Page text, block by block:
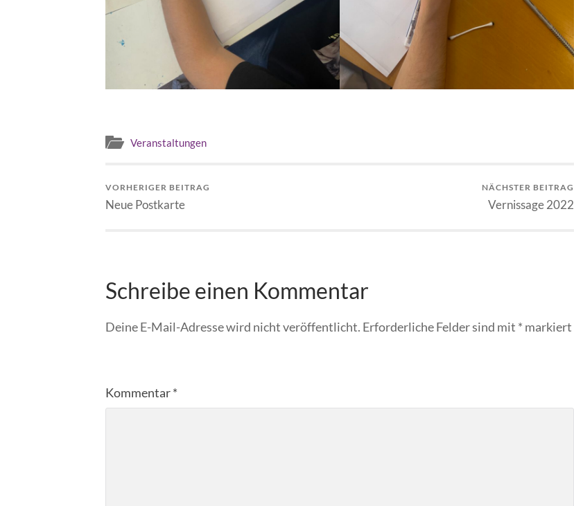
Veranstaltungen
VORHERIGER BEITRAG
Neue Postkarte
NÄCHSTER BEITRAG
Vernissage 2022
Schreibe einen Kommentar
Deine E-Mail-Adresse wird nicht veröffentlicht. Erforderliche Felder sind mit * markiert
Kommentar*